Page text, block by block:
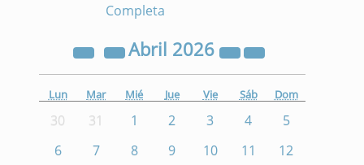
Completa
Abril 2026
Lun Mar Mié Jue Vie Sáb Dom
30 31 1 2 3 4
5
6
7 8 9 10 11
12